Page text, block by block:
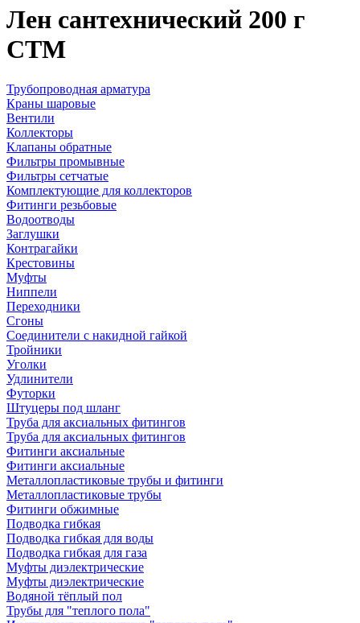
Лен сантехнический 200 г
СТМ
Трубопроводная арматура
Краны шаровые
Вентили
Коллекторы
Клапаны обратные
Фильтры промывные
Фильтры сетчатые
Комплектующие для коллекторов
Фитинги резьбовые
Водоотводы
Заглушки
Контрагайки
Крестовины
Муфты
Ниппели
Переходники
Сгоны
Соединители с накидной гайкой
Тройники
Уголки
Удлинители
Футорки
Штуцеры под шланг
Труба для аксиальных фитингов
Труба для аксиальных фитингов
Фитинги аксиальные
Фитинги аксиальные
Металлопластиковые трубы и фитинги
Металлопластиковые трубы
Фитинги обжимные
Подводка гибкая
Подводка гибкая для воды
Подводка гибкая для газа
Муфты диэлектрические
Муфты диэлектрические
Водяной тёплый пол
Трубы для "теплого пола"